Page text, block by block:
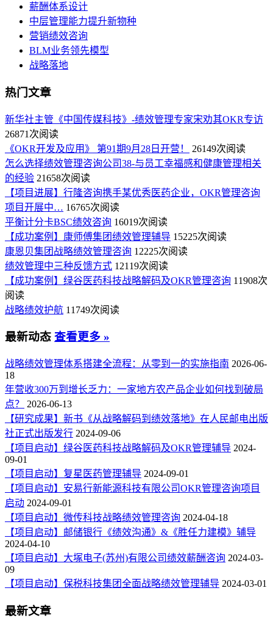
薪酬体系设计
中层管理能力提升新物种
营销绩效咨询
BLM业务领先模型
战略落地
热门文章
新华社主管《中国传媒科技》-绩效管理专家宋劝其OKR专访
26871次阅读
《OKR开发及应用》 第91期9月28日开营！
26149次阅读
怎么选择绩效管理咨询公司38-与员工幸福感和健康管理相关
的经验 21658次阅读
【项目进展】行隆咨询携手某优秀医药企业，OKR管理咨询
项目开展中… 16765次阅读
平衡计分卡BSC绩效咨询 16019次阅读
【成功案例】康师傅集团绩效管理辅导 15225次阅读
康恩贝集团战略绩效管理咨询 12225次阅读
绩效管理中三种反馈方式 12119次阅读
【成功案例】绿谷医药科技战略解码及OKR管理咨询 11908次
阅读
战略绩效护航 11749次阅读
最新动态 查看更多 »
战略绩效管理体系搭建全流程：从零到一的实施指南 2026-06-
18
年营收300万到增长乏力：一家地方农产品企业如何找到破局
点？
2026-06-13
【研究成果】新书《从战略解码到绩效落地》在人民邮电出版
社正式出版发行 2024-09-06
【项目启动】绿谷医药科技战略解码及OKR管理辅导 2024-
09-01
【项目启动】复星医药管理辅导 2024-09-01
【项目启动】安易行新能源科技有限公司OKR管理咨询项目
启动 2024-09-01
【项目启动】微传科技战略绩效管理咨询 2024-04-18
【项目启动】邮储银行《绩效沟通》&《胜任力建模》辅导
2024-04-10
【项目启动】大塚电子(苏州)有限公司绩效薪酬咨询 2024-03-
09
【项目启动】保税科技集团全面战略绩效管理辅导 2024-03-01
最新文章